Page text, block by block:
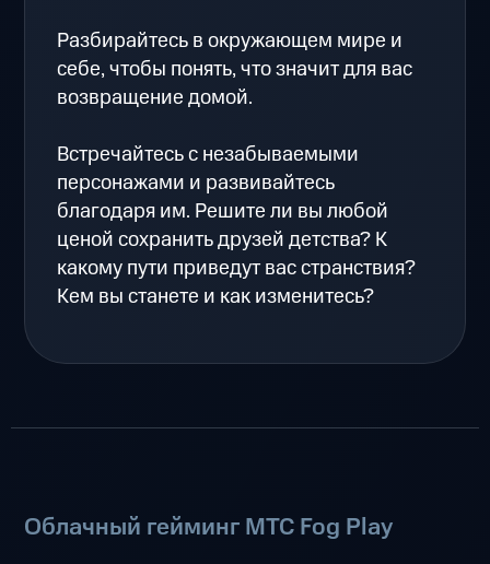
Разбирайтесь в окружающем мире и
себе, чтобы понять, что значит для вас
возвращение домой.
Встречайтесь с незабываемыми
персонажами и развивайтесь
благодаря им. Решите ли вы любой
ценой сохранить друзей детства? К
какому пути приведут вас странствия?
Кем вы станете и как изменитесь?
Облачный гейминг МТС Fog Play